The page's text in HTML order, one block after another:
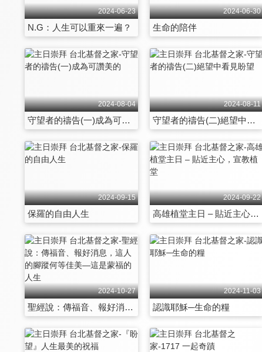
2024-06-23
N.G：人生可以重來一遍？
2024-06-30
生命的陪伴
2024-08-04
守望者的禱告(一)成為可讚美的
2024-08-11
守望者的禱告(二)絕望中看見盼望
2024-09-15
保羅的自由人生
2024-09-22
高雄植堂主日 – 貼近主心，宣教植堂
2024-10-27
聖經說：傳福音、報好消息，這人的腳蹤何等佳美—這是蒙福的人生
2024-11-03
認識耶穌─生命的糧